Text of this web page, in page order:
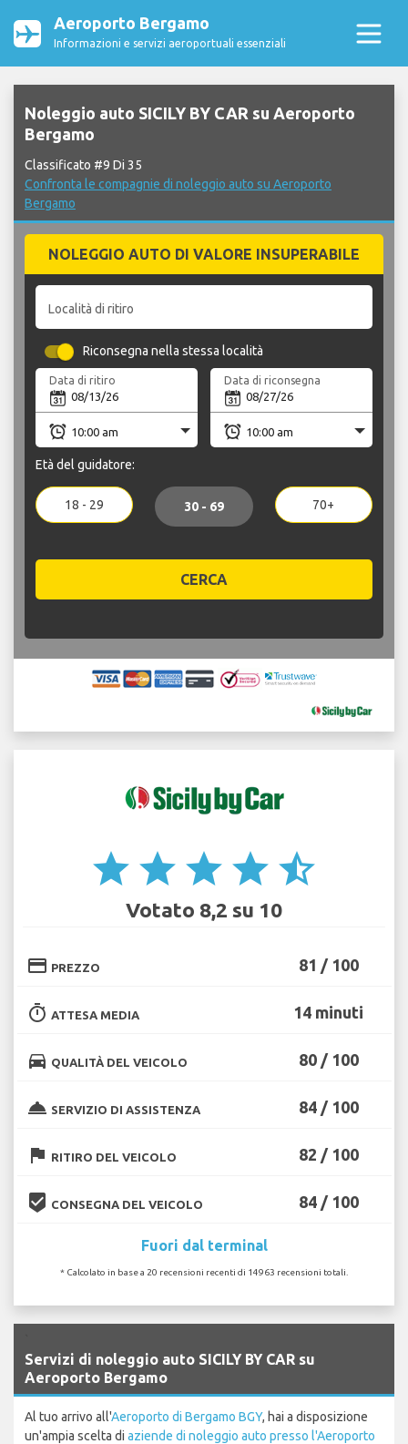
Aeroporto Bergamo
Informazioni e servizi aeroportuali essenziali
Noleggio auto SICILY BY CAR su Aeroporto
Bergamo
Classificato #9 Di 35
Confronta le compagnie di noleggio auto su Aeroporto
Bergamo
NOLEGGIO AUTO DI VALORE INSUPERABILE
Località di ritiro
Riconsegna nella stessa località
Data di ritiro Data di riconsegna
Età del guidatore:
18 - 29 30 - 69 70+
CERCA
star star star star star_half
Votato 8,2 su 10
credit_card PREZZO 81 / 100
timer ATTESA MEDIA 14 minuti
directions_car QUALITÀ DEL VEICOLO 80 / 100
room_service SERVIZIO DI ASSISTENZA 84 / 100
flag RITIRO DEL VEICOLO 82 / 100
beenhere CONSEGNA DEL VEICOLO 84 / 100
Fuori dal terminal
* Calcolato in base a 20 recensioni recenti di 14963 recensioni totali.
Servizi di noleggio auto SICILY BY CAR su
Aeroporto Bergamo
Al tuo arrivo all'Aeroporto di Bergamo BGY, hai a disposizione
un'ampia scelta di aziende di noleggio auto presso l'Aeroporto